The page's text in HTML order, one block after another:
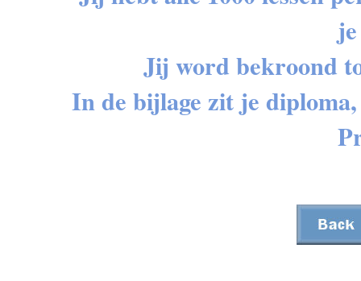
Jij word bekroond
In de bijlage zit je